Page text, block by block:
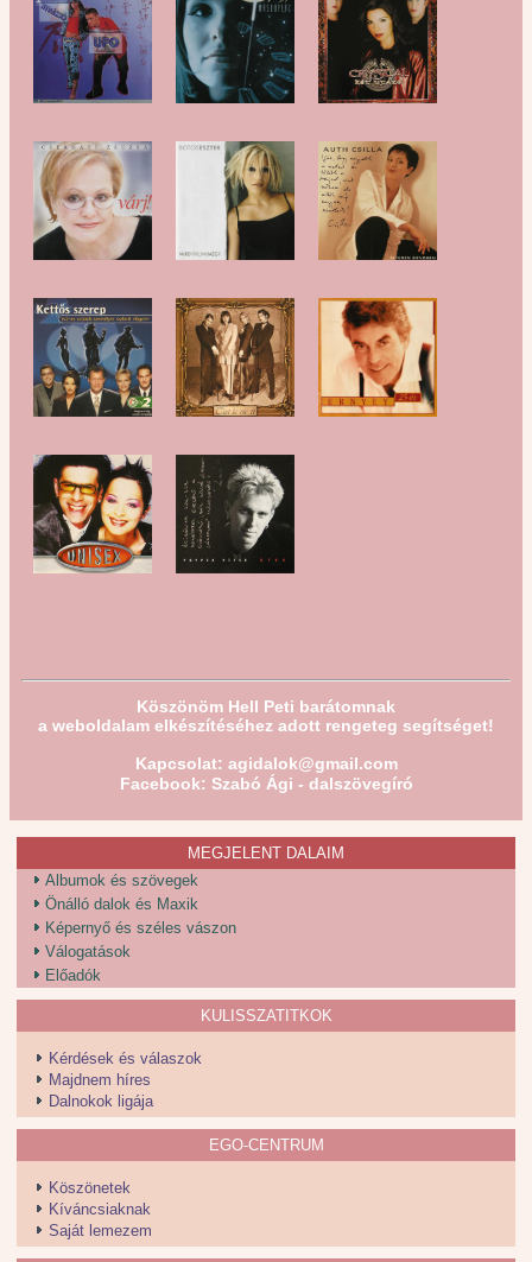
Köszönöm Hell Peti barátomnak
a weboldalam elkészítéséhez adott rengeteg segítséget!
Kapcsolat: agidalok@gmail.com
Facebook: Szabó Ági - dalszövegíró
MEGJELENT DALAIM
Albumok és szövegek
Önálló dalok és Maxik
Képernyő és széles vászon
Válogatások
Előadók
KULISSZATITKOK
Kérdések és válaszok
Majdnem híres
Dalnokok ligája
EGO-CENTRUM
Köszönetek
Kíváncsiaknak
Saját lemezem